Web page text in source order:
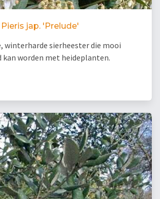
jap. 'Prelude'
winterharde sierheester die mooi
kan worden met heideplanten.